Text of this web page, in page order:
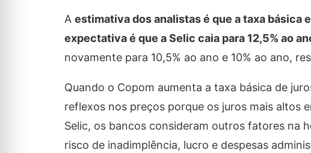
A estimativa dos analistas é que a taxa básica
expectativa é que a Selic caia para 12,5% ao
novamente para 10,5% ao ano e 10% ao ano,
Quando o Copom aumenta a taxa básica de
reflexos nos preços porque os juros mais altos
Selic, os bancos consideram outros fatores na
risco de inadimplência, lucro e despesas